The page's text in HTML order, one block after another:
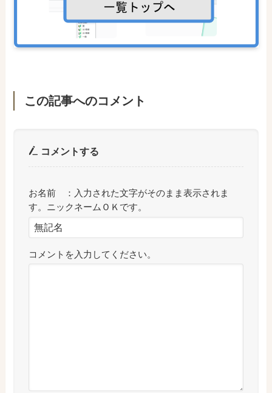
この記事へのコメント
コメントする
お名前 ：入力された文字がそのまま表示されま
す。ニックネームＯＫです。
コメントを入力してください。